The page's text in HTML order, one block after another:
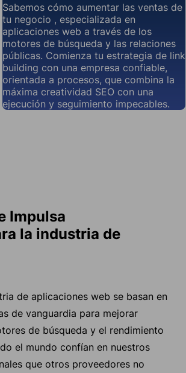
Sabemos cómo aumentar las ventas de
tu negocio , especializada en
aplicaciones web a través de los
motores de búsqueda y las relaciones
públicas. Comienza tu estrategia de link
building con una empresa confiable,
orientada a procesos, que combina la
máxima creatividad SEO con una
ejecución y seguimiento impecables.
Impulsa
la industria de
de aplicaciones web se basan en
de vanguardia para mejorar
de búsqueda y el rendimiento
el mundo confían en nuestros
que otros proveedores no